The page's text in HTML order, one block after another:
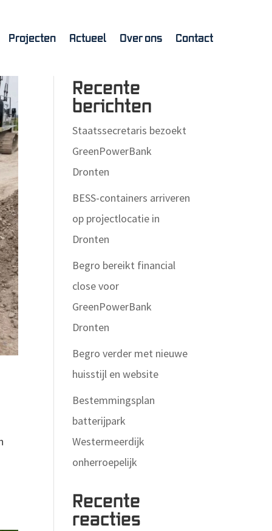
Projecten Actueel Over ons Contact
Recente
berichten
Staatssecretaris bezoekt
GreenPowerBank
Dronten
BESS-containers arriveren
op projectlocatie in
Dronten
Begro bereikt financial
close voor
GreenPowerBank
Dronten
Begro verder met nieuwe
huisstijl en website
Bestemmingsplan
batterijpark
Westermeerdijk
onherroepelijk
Recente
reacties